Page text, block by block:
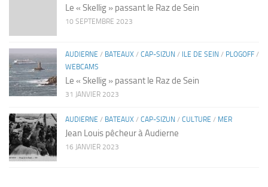
Le « Skellig » passant le Raz de Sein
10 SEPTEMBRE 2023
AUDIERNE / BATEAUX / CAP-SIZUN / ILE DE SEIN / PLOGOFF /
WEBCAMS
Le « Skellig » passant le Raz de Sein
31 JANVIER 2023
AUDIERNE / BATEAUX / CAP-SIZUN / CULTURE / MER
Jean Louis pêcheur à Audierne
16 JANVIER 2023